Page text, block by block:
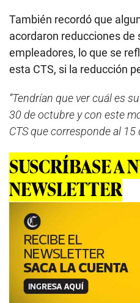
También recordó que
acordaron reducciones de
empleadores, lo que se
esta CTS, si la reducción
“Tendrían que ver cuál es
30 de octubre y con este
CTS que corresponde al 15
SUSCRÍBASE A
NEWSLETTER